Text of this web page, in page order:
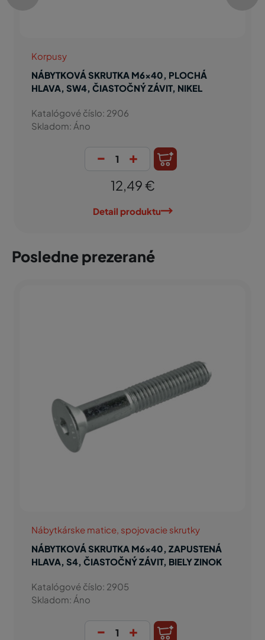
Nábytkárske matice, spojovacie skrutky
NÁBYTKOVÁ SKRUTKA M6x60, PLOCHÁ
HLAVA, SW4, ČIASTOČNÝ ZÁVIT, NIKEL
Katalógové číslo: 3204
Skladom: Áno
- +
0,23 €
Detail produktu
Posledne prezerané
Nábytkárske matice, spojovacie skrutky
NÁBYTKOVÁ SKRUTKA M6x40, ZAPUSTENÁ
HLAVA, S4, ČIASTOČNÝ ZÁVIT, BIELY ZINOK
Katalógové číslo: 2905
Skladom: Áno
- +